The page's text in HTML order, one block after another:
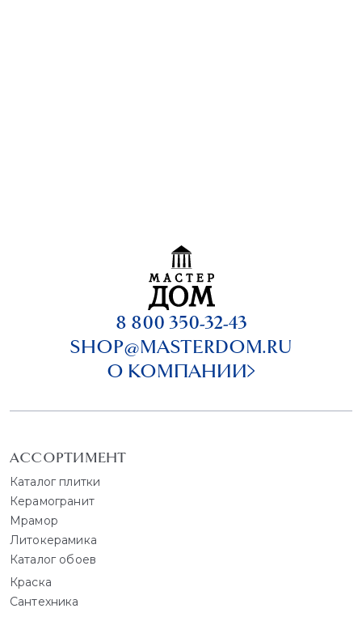
8 800 350-32-43
SHOP@MASTERDOM.RU
О КОМПАНИИ
АССОРТИМЕНТ
Каталог плитки
Керамогранит
Мрамор
Литокерамика
Каталог обоев
Краска
Сантехника